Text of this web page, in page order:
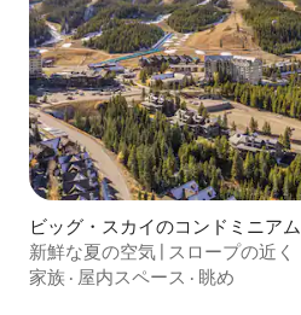
ビッグ・スカイのコンドミニアム
新鮮な夏の空気 | スロープの近く
家族 · 屋内スペース · 眺め